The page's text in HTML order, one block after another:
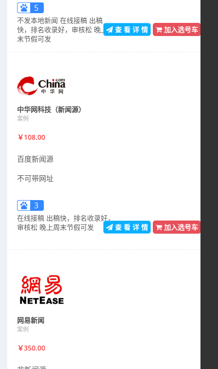
5
不发本地新闻 在线接稿 出稿
快，排名收录好，审核松 晚上周
末节假可发
查 看 详 情 加入选号车
中华网科技（新闻源）
案例
￥108.00
百度新闻源
不可带网址
3
在线接稿 出稿快，排名收录好，
审核松 晚上周末节假可发
查 看 详 情 加入选号车
网易新闻
案例
￥350.00